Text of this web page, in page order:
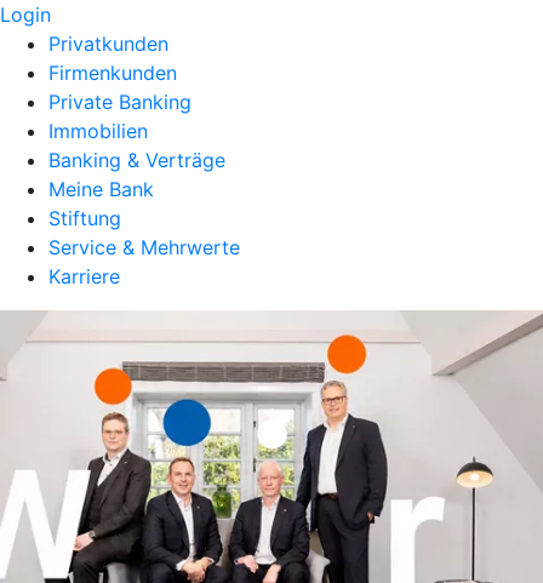
Login
Privatkunden
Firmenkunden
Private Banking
Immobilien
Banking & Verträge
Meine Bank
Stiftung
Service & Mehrwerte
Karriere